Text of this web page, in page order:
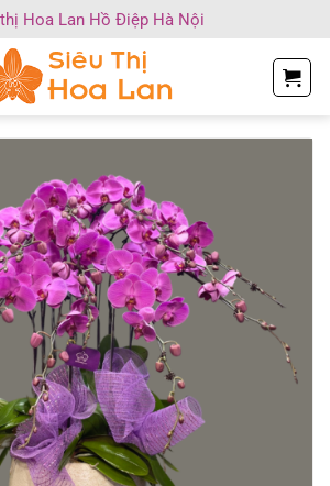
Hoa Lan Hồ Điệp Hà Nội